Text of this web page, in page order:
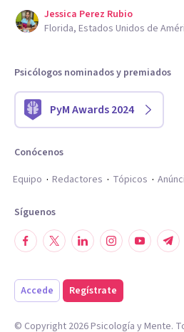
Jessica Perez Rubio
Florida, Estados Unidos de
Psicólogos nominados y premiados
PyM Awards 2024
Conócenos
Equipo
Redactores Tópicos
Síguenos
Accede Regístrate
© Copyright 2026Psicología y Mente.